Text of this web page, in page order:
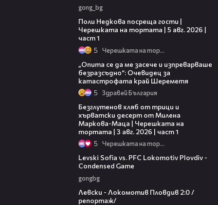
gong_bg
Поли Недкова посреща гости |
Черешката на тортата | 5 авг. 2026 |
част 1
5 Черешката на тортата
„Опита се да ме засече и изпреварваше
безразсъдно“: Очевидец за
катастрофата край Шереметя
5 Здравей България
Безглутенов хляб от трици и
хърватски десерт от Милена
Маркова-Маца | Черешката на
тортата | 3 авг. 2026 | част 1
5 Черешката на тортата
Levski Sofia vs. PFC Lokomotiv Plovdiv -
Condensed Game
gongbg
Левски - Локомотив Пловдив 2:0 /
репортаж/